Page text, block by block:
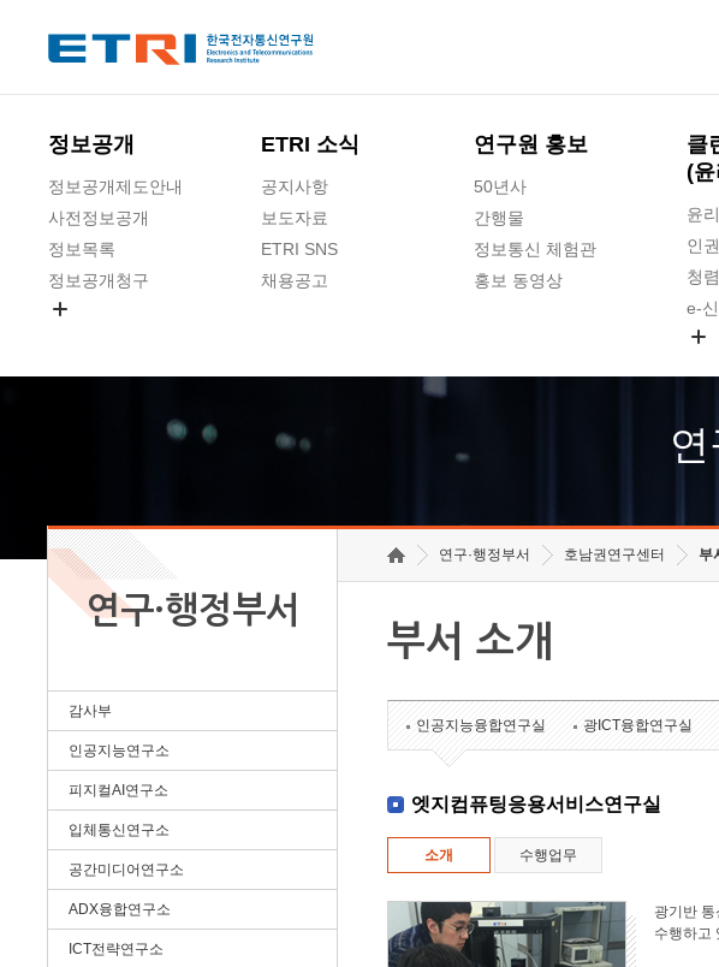
정보공개
정보공개제도안내
사전정보공개
정보목록
정보공개청구
ETRI 소식
공지사항
보도자료
ETRI SNS
채용공고
연구원 홍보
50년사
간행물
정보통신 체험관
홍보 동영상
클
(
윤
인
청
e-
고
수
연구·행정부서
감사부
인공지능연구소
피지컬AI연구소
입체통신연구소
공간미디어연구소
ADX융합연구소
ICT전략연구소
연구·행정부서 호남권연구센터 부
부서 소개
인공지능융합연구실 광ICT융합연구실
엣지컴퓨팅응용서비스연구실
소개 수행업무
광기반
수행하고